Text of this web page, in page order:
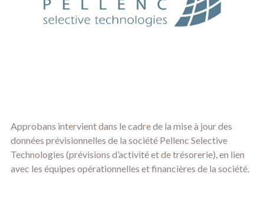
Approbans intervient dans le cadre de la mise à jour des
données prévisionnelles de la société Pellenc Selective
Technologies (prévisions d’activité et de trésorerie), en lien
avec les équipes opérationnelles et financières de la société.